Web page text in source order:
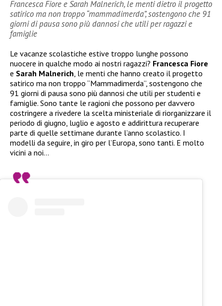
Francesca Fiore e Sarah Malnerich, le menti dietro il progetto
satirico ma non troppo “mammadimerda”, sostengono che 91
giorni di pausa sono più dannosi che utili per ragazzi e
famiglie
Le vacanze scolastiche estive troppo lunghe possono
nuocere in qualche modo ai nostri ragazzi? Francesca Fiore
e Sarah Malnerich, le menti che hanno creato il progetto
satirico ma non troppo “Mammadimerda”, sostengono che
91 giorni di pausa sono più dannosi che utili per studenti e
famiglie. Sono tante le ragioni che possono per davvero
costringere a rivedere la scelta ministeriale di riorganizzare il
periodo di giugno, luglio e agosto e addirittura recuperare
parte di quelle settimane durante l’anno scolastico. I
modelli da seguire, in giro per l’Europa, sono tanti. E molto
vicini a noi…